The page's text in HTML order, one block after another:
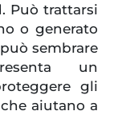
Può trattarsi
o generato
sembrare
un
gli
aiutano a